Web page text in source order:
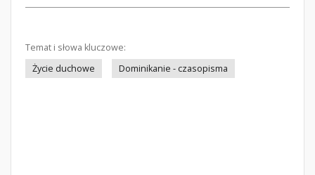
Temat i słowa kluczowe:
Życie duchowe
Dominikanie - czasopisma